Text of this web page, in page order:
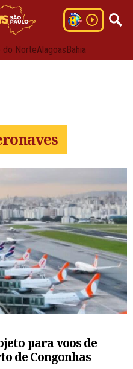
do NorteAlagoasBahia
para voos de
de Congonhas